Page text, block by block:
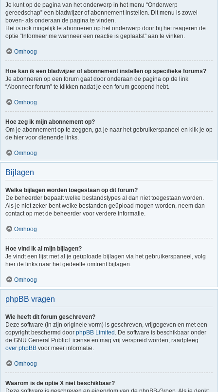
Je kunt op de pagina van het onderwerp in het menu “Onderwerp
gereedschap” een bladwijzer of abonnement instellen. Dit menu is zowel
boven- als onderaan de pagina te vinden.
Het is ook mogelijk te abonneren op het onderwerp door bij het reageren de
optie “Informeer me wanneer een reactie is geplaatst” aan te vinken.
Omhoog
Hoe kan ik een bladwijzer of abonnement instellen op specifieke forums?
Je abonneren op een forum gaat door onderaan de pagina op de link
“Abonneer forum” te klikken nadat je een forum geopend hebt.
Omhoog
Hoe zeg ik mijn abonnement op?
Om je abonnement op te zeggen, ga je naar het gebruikerspaneel en klik je op
de hier voor dienende links.
Omhoog
Bijlagen
Welke bijlagen worden toegestaan op dit forum?
De beheerder bepaalt welke bestandstypes al dan niet toegestaan worden.
Als je niet zeker bent welke bestanden geüpload mogen worden, neem dan
contact op met de beheerder voor verdere informatie.
Omhoog
Hoe vind ik al mijn bijlagen?
Je vindt een lijst met al je geüploade bijlagen via het gebruikerspaneel, volg
hier de links naar het gedeelte omtrent bijlagen.
Omhoog
phpBB vragen
Wie heeft dit forum geschreven?
Deze software (in zijn originele vorm) is geschreven, vrijgegeven en met een
copyright beschermd door phpBB Limited . De software is beschikbaar onder
de GNU General Public License en mag vrij verspreid worden, raadpleeg
over phpBB voor meer informatie.
Omhoog
Waarom is de optie X niet beschikbaar?